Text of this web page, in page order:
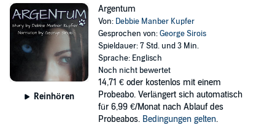
Reinhören
Argentum
Von: Debbie Manber Kupfer
Gesprochen von:George Sirois
Spieldauer: 7 Std. und 3 Min.
Sprache: Englisch
Noch nicht bewertet
14,71 € oder kostenlos mit einem
Probeabo. Verlängert sich automatisch
für 6,99 €/Monat nach Ablauf des
Probeabos. Bedingungen gelten.